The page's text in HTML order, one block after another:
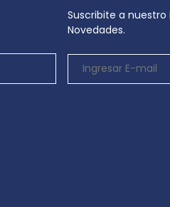
Suscribite a
Novedades.